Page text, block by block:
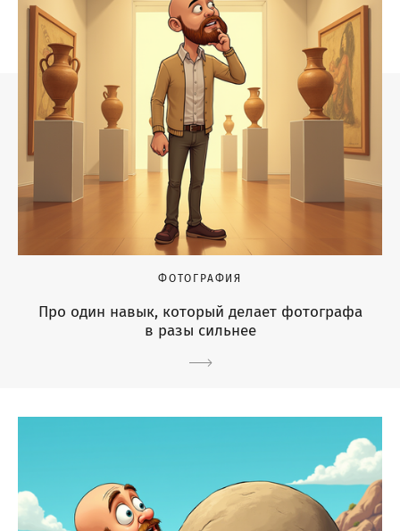
ФОТОГРАФИЯ
Про один навык, который делает фотографа
в разы сильнее